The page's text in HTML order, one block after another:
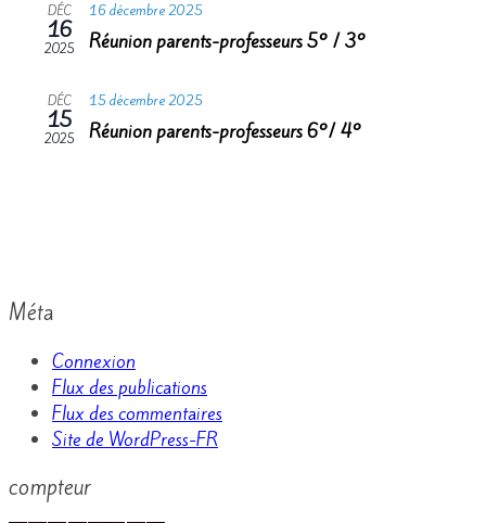
DÉC
16
2025
16 décembre 2025
Réunion parents-professeurs 5° / 3°
DÉC
15
2025
15 décembre 2025
Réunion parents-professeurs 6°/ 4°
Méta
Connexion
Flux des publications
Flux des commentaires
Site de WordPress-FR
compteur